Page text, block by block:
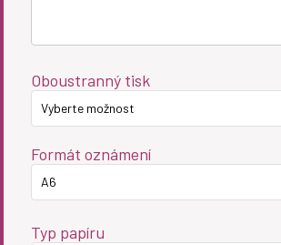
Oboustranný tisk
Vyberte možnost
Formát oznámení
A6
Typ papíru